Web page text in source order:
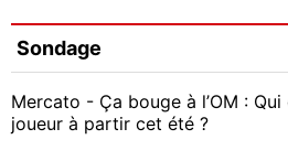
Sondage
Mercato - Ça bouge à l’OM :
joueur à partir cet été ?